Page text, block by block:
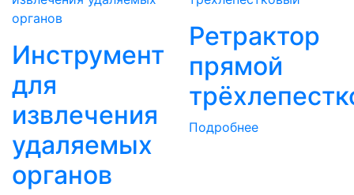
Инструмент
для
извлечения
удаляемых
органов
Ретрактор
прямой
Подробнее